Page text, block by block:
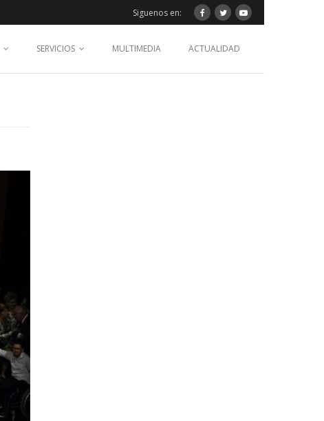
Siguenos en:
SERVICIOS MULTIMEDIA ACTUALIDAD